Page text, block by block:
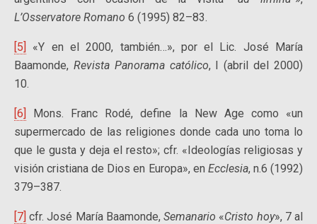
L’Osservatore Romano 6 (1995) 82–83.
[5]
«Y en el 2000, también…», por el Lic. José María
Baamonde, Revista Panorama católico, I (abril del 2000)
10.
[6]
Mons. Franc Rodé, define la New Age como «un
supermercado de las religiones donde cada uno toma lo
que le gusta y deja el resto»; cfr. «Ideologías religiosas y
visión cristiana de Dios en Europa», en Ecclesia, n.6 (1992)
379–387.
[7] cfr. José María Baamonde,Semanario «Cristo hoy», 7 al